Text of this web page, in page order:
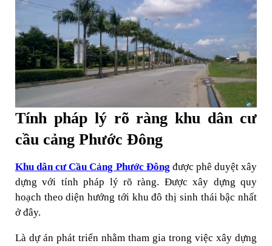
Tính pháp lý rõ ràng khu dân cư
cầu cảng Phước Đông
Khu dân cư Cầu Cảng Phước Đông được phê duyệt xây
dựng với tính pháp lý rõ ràng. Được xây dựng quy
hoạch theo diện hướng tới khu đô thị sinh thái bậc nhất
ở đây.
Là dự án phát triển nhằm tham gia trong việc xây dựng